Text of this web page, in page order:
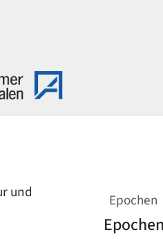
und
Epochen
Epochen